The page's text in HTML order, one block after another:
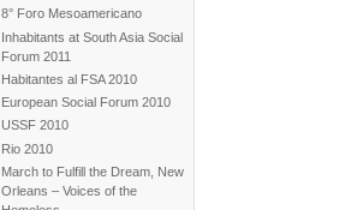
8° Foro Mesoamericano
Inhabitants at South Asia Social
Forum 2011
Habitantes al FSA 2010
European Social Forum 2010
USSF 2010
Rio 2010
March to Fulfill the Dream, New
Orleans – Voices of the